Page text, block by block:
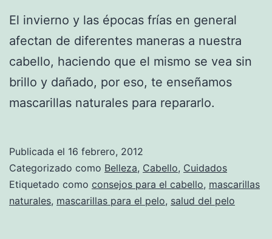
El invierno y las épocas frías en general
afectan de diferentes maneras a nuestra
cabello, haciendo que el mismo se vea sin
brillo y dañado, por eso, te enseñamos
mascarillas naturales para repararlo.
Publicada el 16 febrero, 2012
Categorizado como Belleza, Cabello, Cuidados
Etiquetado como consejos para el cabello, mascarillas
naturales, mascarillas para el pelo, salud del pelo